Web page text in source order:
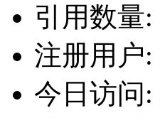
引用数量:
注册用户:
今日访问: